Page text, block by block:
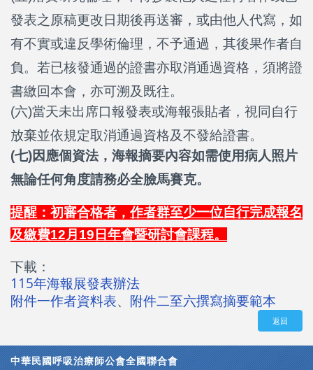
發表之原稿更改日期後再送審，或由他人代寫，如
有不實或違反學術倫理，不予通過，其後果作者自
負。若已核發通過的證書亦取消通過資格，須將證
書繳回本會，亦可溯及既往。
(六)當天未出席口報發表或海報張貼者，視同自行
放棄並依規定取消通過資格及不發給證書。
(七)因應個資法，海報摘要內容如需使用病人照片
無論任何角度請務必全臉馬賽克。
提醒：初審合格者，作者群至少一位自行完成報名
及繳費12月19日年會暨研討會課程。
下載：
115年海報展發表辦法
附件一作者資料表、 附件二至六撰寫摘要範本
返回
中華民國呼吸治療師公會全國聯合會